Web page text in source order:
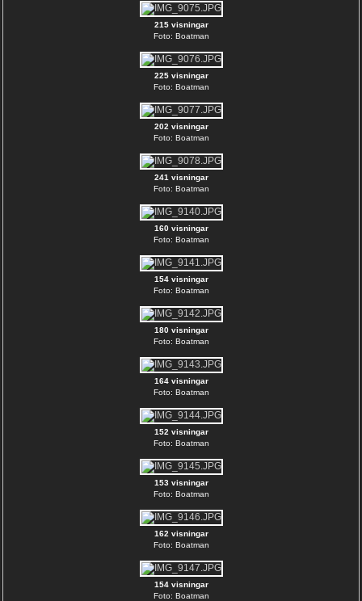
215 visningar
Foto: Boatman
225 visningar
Foto: Boatman
202 visningar
Foto: Boatman
241 visningar
Foto: Boatman
160 visningar
Foto: Boatman
154 visningar
Foto: Boatman
180 visningar
Foto: Boatman
164 visningar
Foto: Boatman
152 visningar
Foto: Boatman
153 visningar
Foto: Boatman
162 visningar
Foto: Boatman
154 visningar
Foto: Boatman